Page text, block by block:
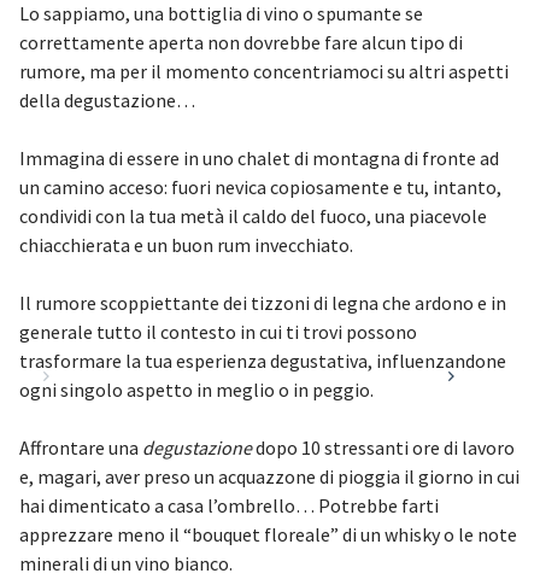
Lo sappiamo, una bottiglia di vino o spumante se
correttamente aperta non dovrebbe fare alcun tipo di
rumore, ma per il momento concentriamoci su altri aspetti
della degustazione…
Immagina di essere in uno chalet di montagna di fronte ad
un camino acceso: fuori nevica copiosamente e tu, intanto,
condividi con la tua metà il caldo del fuoco, una piacevole
chiacchierata e un buon rum invecchiato.
Il rumore scoppiettante dei tizzoni di legna che ardono e in
generale tutto il contesto in cui ti trovi possono
trasformare la tua esperienza degustativa, influenzandone
ogni singolo aspetto in meglio o in peggio.
Affrontare una degustazionedopo 10 stressanti ore di lavoro
e, magari, aver preso un acquazzone di pioggia il giorno in cui
hai dimenticato a casa l’ombrello… Potrebbe farti
apprezzare meno il “bouquet floreale” di un whisky o le note
minerali di un vino bianco.